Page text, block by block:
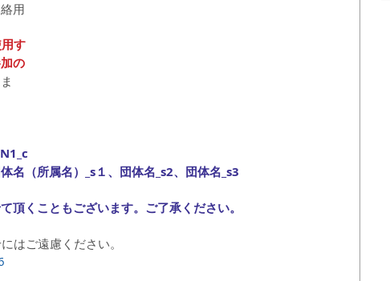
用
す
の
名（所属名）_s１、団体名_s2、団体名_s3
くこともございます。ご了承ください。
はご遠慮ください。